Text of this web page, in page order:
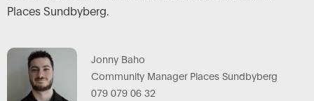
Places Sundbyberg.
Jonny Baho
Community Manager Places Sundbyberg
079 079 06 32